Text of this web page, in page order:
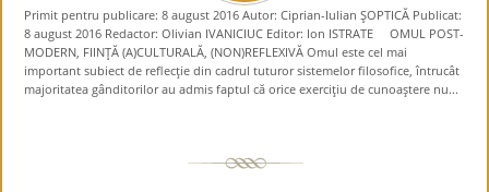
Primit pentru publicare: 8 august 2016 Autor: Ciprian-Iulian ŞOPTICĂ Publicat:
8 august 2016 Redactor: Olivian IVANICIUC Editor: Ion ISTRATE OMUL POST-
MODERN, FIINŢĂ (A)CULTURALĂ, (NON)REFLEXIVĂ Omul este cel mai
important subiect de reflecţie din cadrul tuturor sistemelor filosofice, întrucât
majoritatea gânditorilor au admis faptul că orice exerciţiu de cunoaştere nu...